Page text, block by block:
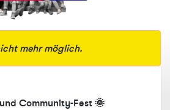
mehr möglich.
Community-Fest 🌞